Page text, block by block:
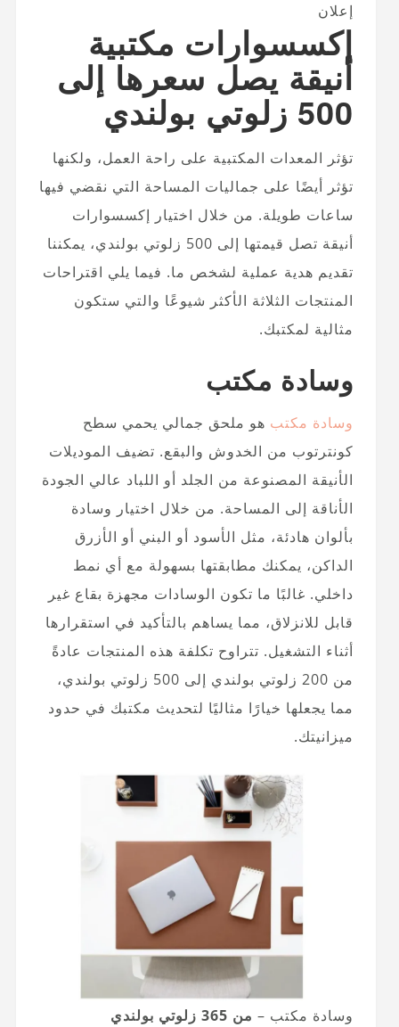
إعلان
إكسسوارات مكتبية
أنيقة يصل سعرها إلى
500 زلوتي بولندي
تؤثر المعدات المكتبية على راحة العمل، ولكنها
تؤثر أيضًا على جماليات المساحة التي نقضي فيها
ساعات طويلة. من خلال اختيار إكسسوارات
أنيقة تصل قيمتها إلى 500 زلوتي بولندي، يمكننا
تقديم هدية عملية لشخص ما. فيما يلي اقتراحات
المنتجات الثلاثة الأكثر شيوعًا والتي ستكون
مثالية لمكتبك.
وسادة مكتب
وسادة مكتب هو ملحق جمالي يحمي سطح
كونترتوب من الخدوش والبقع. تضيف الموديلات
الأنيقة المصنوعة من الجلد أو اللباد عالي الجودة
الأناقة إلى المساحة. من خلال اختيار وسادة
بألوان هادئة، مثل الأسود أو البني أو الأزرق
الداكن، يمكنك مطابقتها بسهولة مع أي نمط
داخلي. غالبًا ما تكون الوسادات مجهزة بقاع غير
قابل للانزلاق، مما يساهم بالتأكيد في استقرارها
أثناء التشغيل. تتراوح تكلفة هذه المنتجات عادةً
من 200 زلوتي بولندي إلى 500 زلوتي بولندي،
مما يجعلها خيارًا مثاليًا لتحديث مكتبك في حدود
ميزانيتك.
وسادة مكتب – من 365 زلوتي بولندي